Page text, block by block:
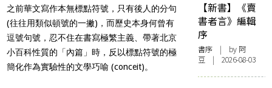
之前華文寫作本無標點符號，只有後人的分句
(往往用類似頓號的一撇)，而歷史本身何曾有
逗號句號，忍不住在書寫極繁主義、帶著北京
小百科性質的「內篇」時，反以標點符號的極
簡化作為實驗性的文學巧喻 (conceit)。
【新書】《賣
書者言》編輯
序
書序 | by 阿
豆 | 2026-08-03